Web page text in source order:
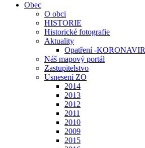
Obec
O obci
HISTORIE
Historické fotografie
Aktuality
Opatření -KORONAVIR
Náš mapový portál
Zastupitelstvo
Usnesení ZO
2014
2013
2012
2011
2010
2009
2015